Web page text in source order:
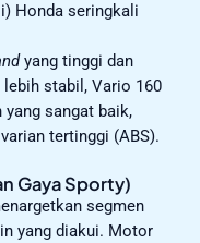
Honda seringkali
yang tinggi dan
lebih stabil, Vario 160
sangat baik,
tertinggi (ABS).
Gaya Sporty)
segmen
yang diakui. Motor